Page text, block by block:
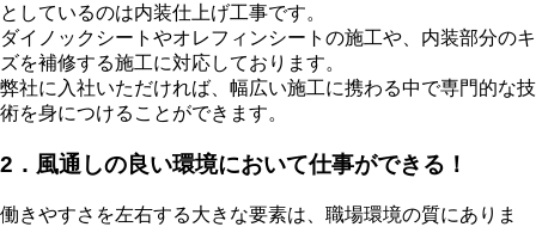
としているのは内装仕上げ工事です。
ダイノックシートやオレフィンシートの施工や、内装部分のキ
ズを補修する施工に対応しております。
弊社に入社いただければ、幅広い施工に携わる中で専門的な技
術を身につけることができます。
2．風通しの良い環境において仕事ができる！
働きやすさを左右する大きな要素は、職場環境の質にありま